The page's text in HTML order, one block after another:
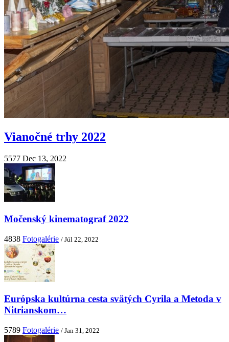
Vianočné trhy 2022
5577 Dec 13, 2022
Močenský kinematograf 2022
4838 Fotogalérie / Júl 22, 2022
Európska kultúrna cesta svätých Cyrila a Metoda v
Nitrianskom…
5789 Fotogalérie / Jan 31, 2022